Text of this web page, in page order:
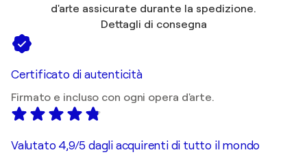
d'arte assicurate durante la spedizione.
Dettagli di consegna
Certificato di autenticità
Firmato e incluso con ogni opera d'arte.
Valutato 4,9/5 dagli acquirenti di tutto il mondo